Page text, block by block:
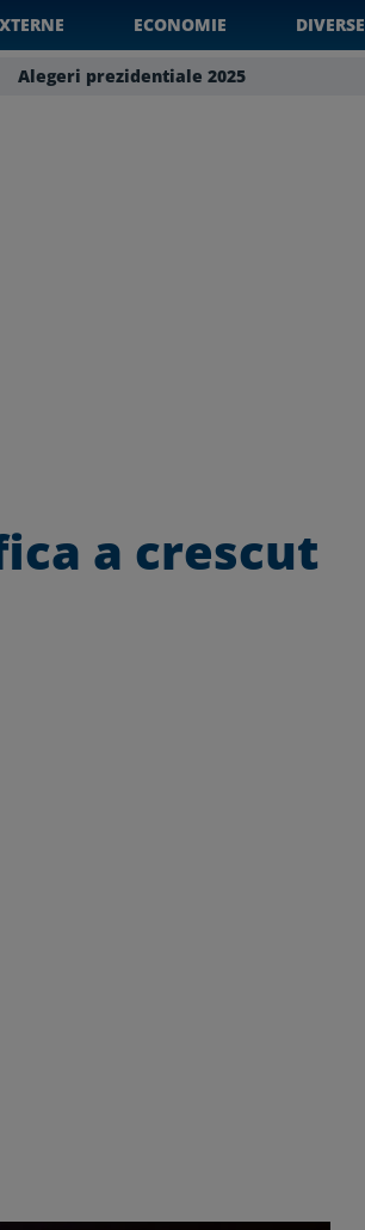
ECONOMIE DIVERSE
Alegeri prezidentiale 2025
a crescut